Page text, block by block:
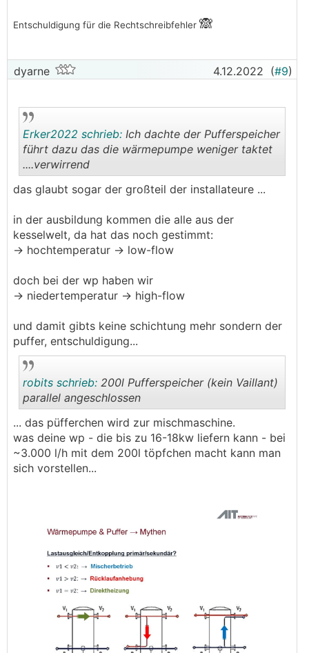
Entschuldigung für die Rechtschreibfehler 🙈
dyarne 4.12.2022 (#9)
..
Erker2022 schrieb: Ich dachte der Pufferspeicher
führt dazu das die wärmepumpe weniger taktet
....verwirrend
das glaubt sogar der großteil der installateure ...
in der ausbildung kommen die alle aus der
kesselwelt, da hat das noch gestimmt:
-> hochtemperatur -> low-flow
doch bei der wp haben wir
-> niedertemperatur -> high-flow
und damit gibts keine schichtung mehr sondern der
puffer, entschuldigung...
..
robits schrieb: 200l Pufferspeicher (kein Vaillant)
parallel angeschlossen
... das püfferchen wird zur mischmaschine.
was deine wp - die bis zu 16-18kw liefern kann - bei
~3.000 l/h mit dem 200l töpfchen macht kann man
sich vorstellen...